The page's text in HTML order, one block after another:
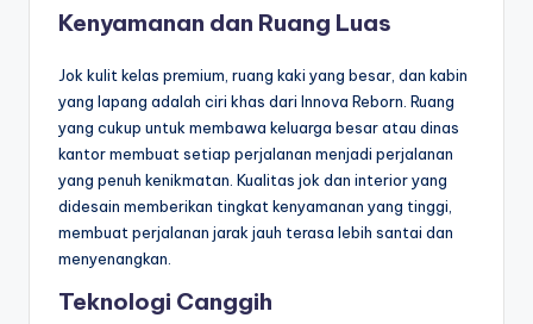
Kenyamanan dan Ruang Luas
Jok kulit kelas premium, ruang kaki yang besar, dan kabin
yang lapang adalah ciri khas dari Innova Reborn. Ruang
yang cukup untuk membawa keluarga besar atau dinas
kantor membuat setiap perjalanan menjadi perjalanan
yang penuh kenikmatan. Kualitas jok dan interior yang
didesain memberikan tingkat kenyamanan yang tinggi,
membuat perjalanan jarak jauh terasa lebih santai dan
menyenangkan.
Teknologi Canggih